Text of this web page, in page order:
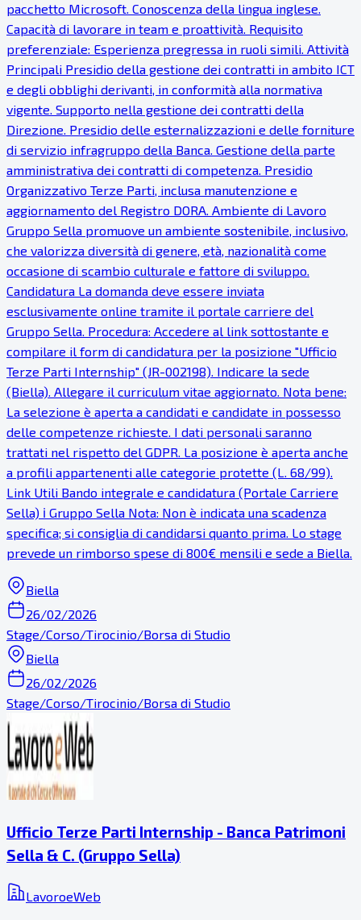
pacchetto Microsoft. Conoscenza della lingua inglese.
Capacità di lavorare in team e proattività. Requisito
preferenziale: Esperienza pregressa in ruoli simili. Attività
Principali Presidio della gestione dei contratti in ambito ICT
e degli obblighi derivanti, in conformità alla normativa
vigente. Supporto nella gestione dei contratti della
Direzione. Presidio delle esternalizzazioni e delle forniture
di servizio infragruppo della Banca. Gestione della parte
amministrativa dei contratti di competenza. Presidio
Organizzativo Terze Parti, inclusa manutenzione e
aggiornamento del Registro DORA. Ambiente di Lavoro
Gruppo Sella promuove un ambiente sostenibile, inclusivo,
che valorizza diversità di genere, età, nazionalità come
occasione di scambio culturale e fattore di sviluppo.
Candidatura La domanda deve essere inviata
esclusivamente online tramite il portale carriere del
Gruppo Sella. Procedura: Accedere al link sottostante e
compilare il form di candidatura per la posizione "Ufficio
Terze Parti Internship" (JR-002198). Indicare la sede
(Biella). Allegare il curriculum vitae aggiornato. Nota bene:
La selezione è aperta a candidati e candidate in possesso
delle competenze richieste. I dati personali saranno
trattati nel rispetto del GDPR. La posizione è aperta anche
a profili appartenenti alle categorie protette (L. 68/99).
Link Utili Bando integrale e candidatura (Portale Carriere
Sella) ℹ Gruppo Sella Nota: Non è indicata una scadenza
specifica; si consiglia di candidarsi quanto prima. Lo stage
prevede un rimborso spese di 800€ mensili e sede a Biella.
Biella
26/02/2026
Stage/Corso/Tirocinio/Borsa di Studio
Biella
26/02/2026
Stage/Corso/Tirocinio/Borsa di Studio
Ufficio Terze Parti Internship - Banca Patrimoni
Sella & C. (Gruppo Sella)
LavoroeWeb